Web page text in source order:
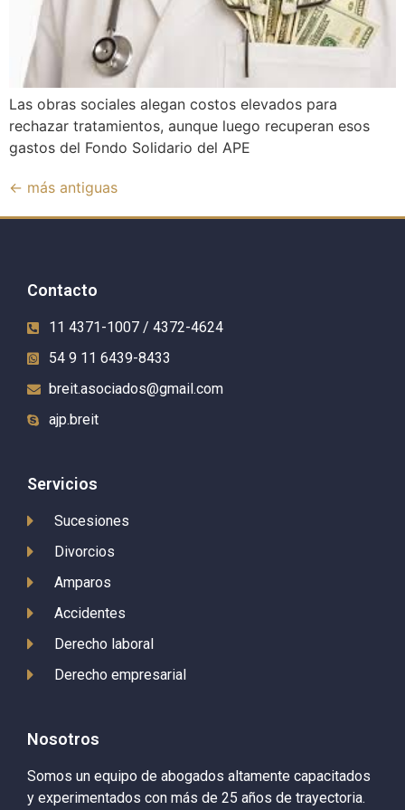
Las obras sociales alegan costos elevados para
rechazar tratamientos, aunque luego recuperan esos
gastos del Fondo Solidario del APE
← más antiguas
Contacto
11 4371-1007 / 4372-4624
54 9 11 6439-8433
breit.asociados@gmail.com
ajp.breit
Servicios
Sucesiones
Divorcios
Amparos
Accidentes
Derecho laboral
Derecho empresarial
Nosotros
Somos un equipo de abogados altamente capacitados
y experimentados con más de 25 años de trayectoria.